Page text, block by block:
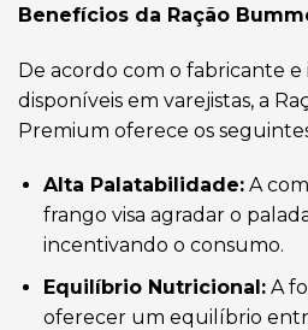
Benefícios da Ração
De acordo com o fabricante
disponíveis em varejistas, a
Premium oferece os
Alta Palatabilidade:A
frango visa agradar o
incentivando o consumo.
Equilíbrio Nutricional:A
oferecer um equilíbrio